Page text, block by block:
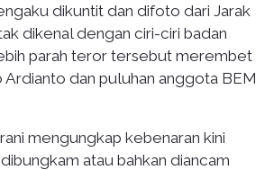
dikuntit dan difoto dari Jarak
dikenal dengan ciri-ciri badan
parah teror tersebut merembet
dan puluhan anggota BEM
mengungkap kebenaran kini
atau bahkan diancam